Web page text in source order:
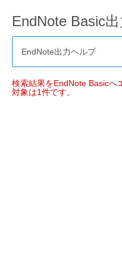
EndNote Basic出
EndNote出力ヘルプ
検索結果をEndNote Basicへ
対象は1件です。